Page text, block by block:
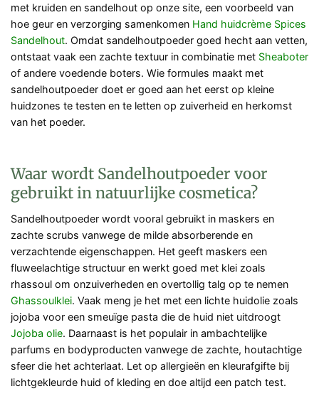
met kruiden en sandelhout op onze site, een voorbeeld van
hoe geur en verzorging samenkomen Hand huidcrème Spices
Sandelhout. Omdat sandelhoutpoeder goed hecht aan vetten,
ontstaat vaak een zachte textuur in combinatie met Sheaboter
of andere voedende boters. Wie formules maakt met
sandelhoutpoeder doet er goed aan het eerst op kleine
huidzones te testen en te letten op zuiverheid en herkomst
van het poeder.
Waar wordt Sandelhoutpoeder voor
gebruikt in natuurlijke cosmetica?
Sandelhoutpoeder wordt vooral gebruikt in maskers en
zachte scrubs vanwege de milde absorberende en
verzachtende eigenschappen. Het geeft maskers een
fluweelachtige structuur en werkt goed met klei zoals
rhassoul om onzuiverheden en overtollig talg op te nemen
Ghassoulklei. Vaak meng je het met een lichte huidolie zoals
jojoba voor een smeuïge pasta die de huid niet uitdroogt
Jojoba olie. Daarnaast is het populair in ambachtelijke
parfums en bodyproducten vanwege de zachte, houtachtige
sfeer die het achterlaat. Let op allergieën en kleurafgifte bij
lichtgekleurde huid of kleding en doe altijd een patch test.